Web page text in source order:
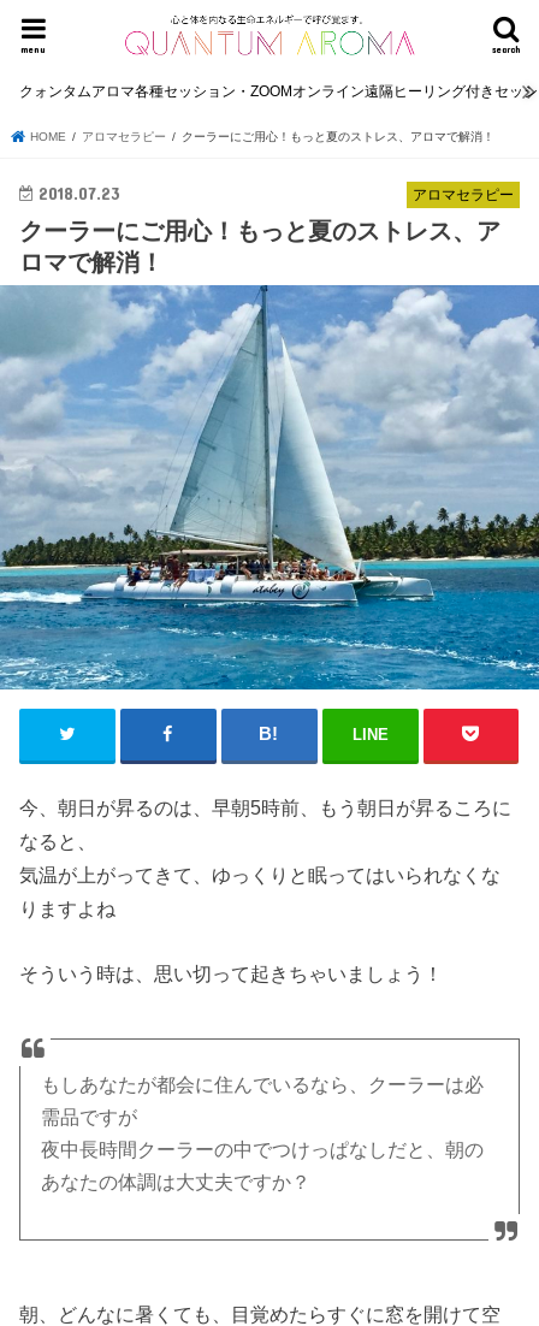
search
menu
クォンタムアロマ各種セッション・ZOOMオンライン遠隔ヒーリング付きセッ
HOME アロマセラピー クーラーにご用心！もっと夏のストレス、アロマで解消！
アロマセラピー
2018.07.23
クーラーにご用心！もっと夏のストレス、ア
ロマで解消！
LINE
今、朝日が昇るのは、早朝5時前、もう朝日が昇るころに
なると、
気温が上がってきて、ゆっくりと眠ってはいられなくな
りますよね
そういう時は、思い切って起きちゃいましょう！
もしあなたが都会に住んでいるなら、クーラーは必
需品ですが
夜中長時間クーラーの中でつけっぱなしだと、朝の
あなたの体調は大丈夫ですか？
朝、どんなに暑くても、目覚めたらすぐに窓を開けて空